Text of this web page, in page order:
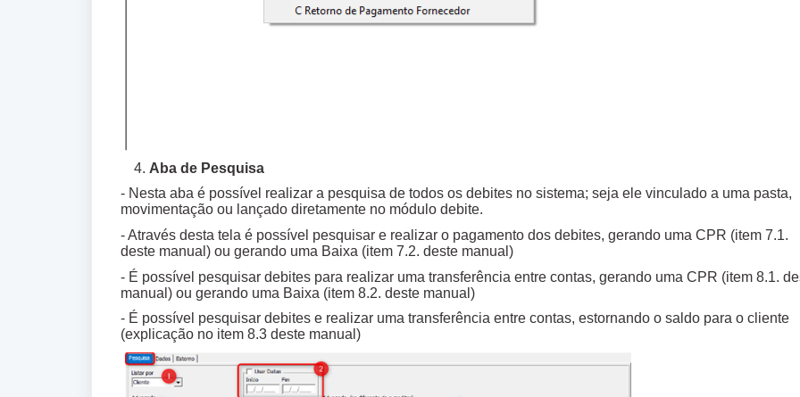
Aba de Pesquisa
- Nesta aba é possível realizar a pesquisa de todos os debites no sistema; seja ele vinculado a uma pasta,
movimentação ou lançado diretamente no módulo debite.
- Através desta tela é possível pesquisar e realizar o pagamento dos debites, gerando uma CPR (item 7.1.
deste manual) ou gerando uma Baixa (item 7.2. deste manual)
- É possível pesquisar debites para realizar uma transferência entre contas, gerando uma CPR (item 8.1.
manual) ou gerando uma Baixa (item 8.2. deste manual)
- É possível pesquisar debites e realizar uma transferência entre contas, estornando o saldo para o cliente
(explicação no item 8.3 deste manual)